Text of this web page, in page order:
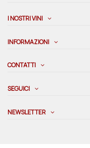
I NOSTRI VINI
INFORMAZIONI
CONTATTI
SEGUICI
NEWSLETTER